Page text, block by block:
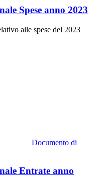
Spese anno 2023
alle spese del 2023
Documento di
Entrate anno